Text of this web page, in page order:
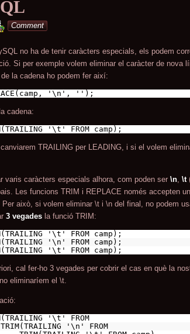
minterior
Comment
no ha de tenir caràcters especials, els podem
Si per exemple volem eliminar el caràcter de nova
la cadena ho podem fer així:
'\n', '');
cadena:
'\t' FROM camp);
TRAILING per LEADING, i si el volem
varis caràcters especials alhora, com poden ser \n \t
Les funcions TRIM i REPLACE només accepten
això, si volem eliminar \t i \n del final, no podem
3 vegades la funció TRIM:
'\t' FROM camp);
'\n' FROM camp);
'\t' FROM camp);
cal fer-ho 3 vegades per cobrir el cas en què la
eliminaríem el \t.
'\t' FROM
TRIM(TRAILING '\n' FROM